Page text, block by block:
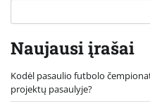
Naujausi įrašai
Kodėl pasaulio futbolo
projektų pasaulyje?